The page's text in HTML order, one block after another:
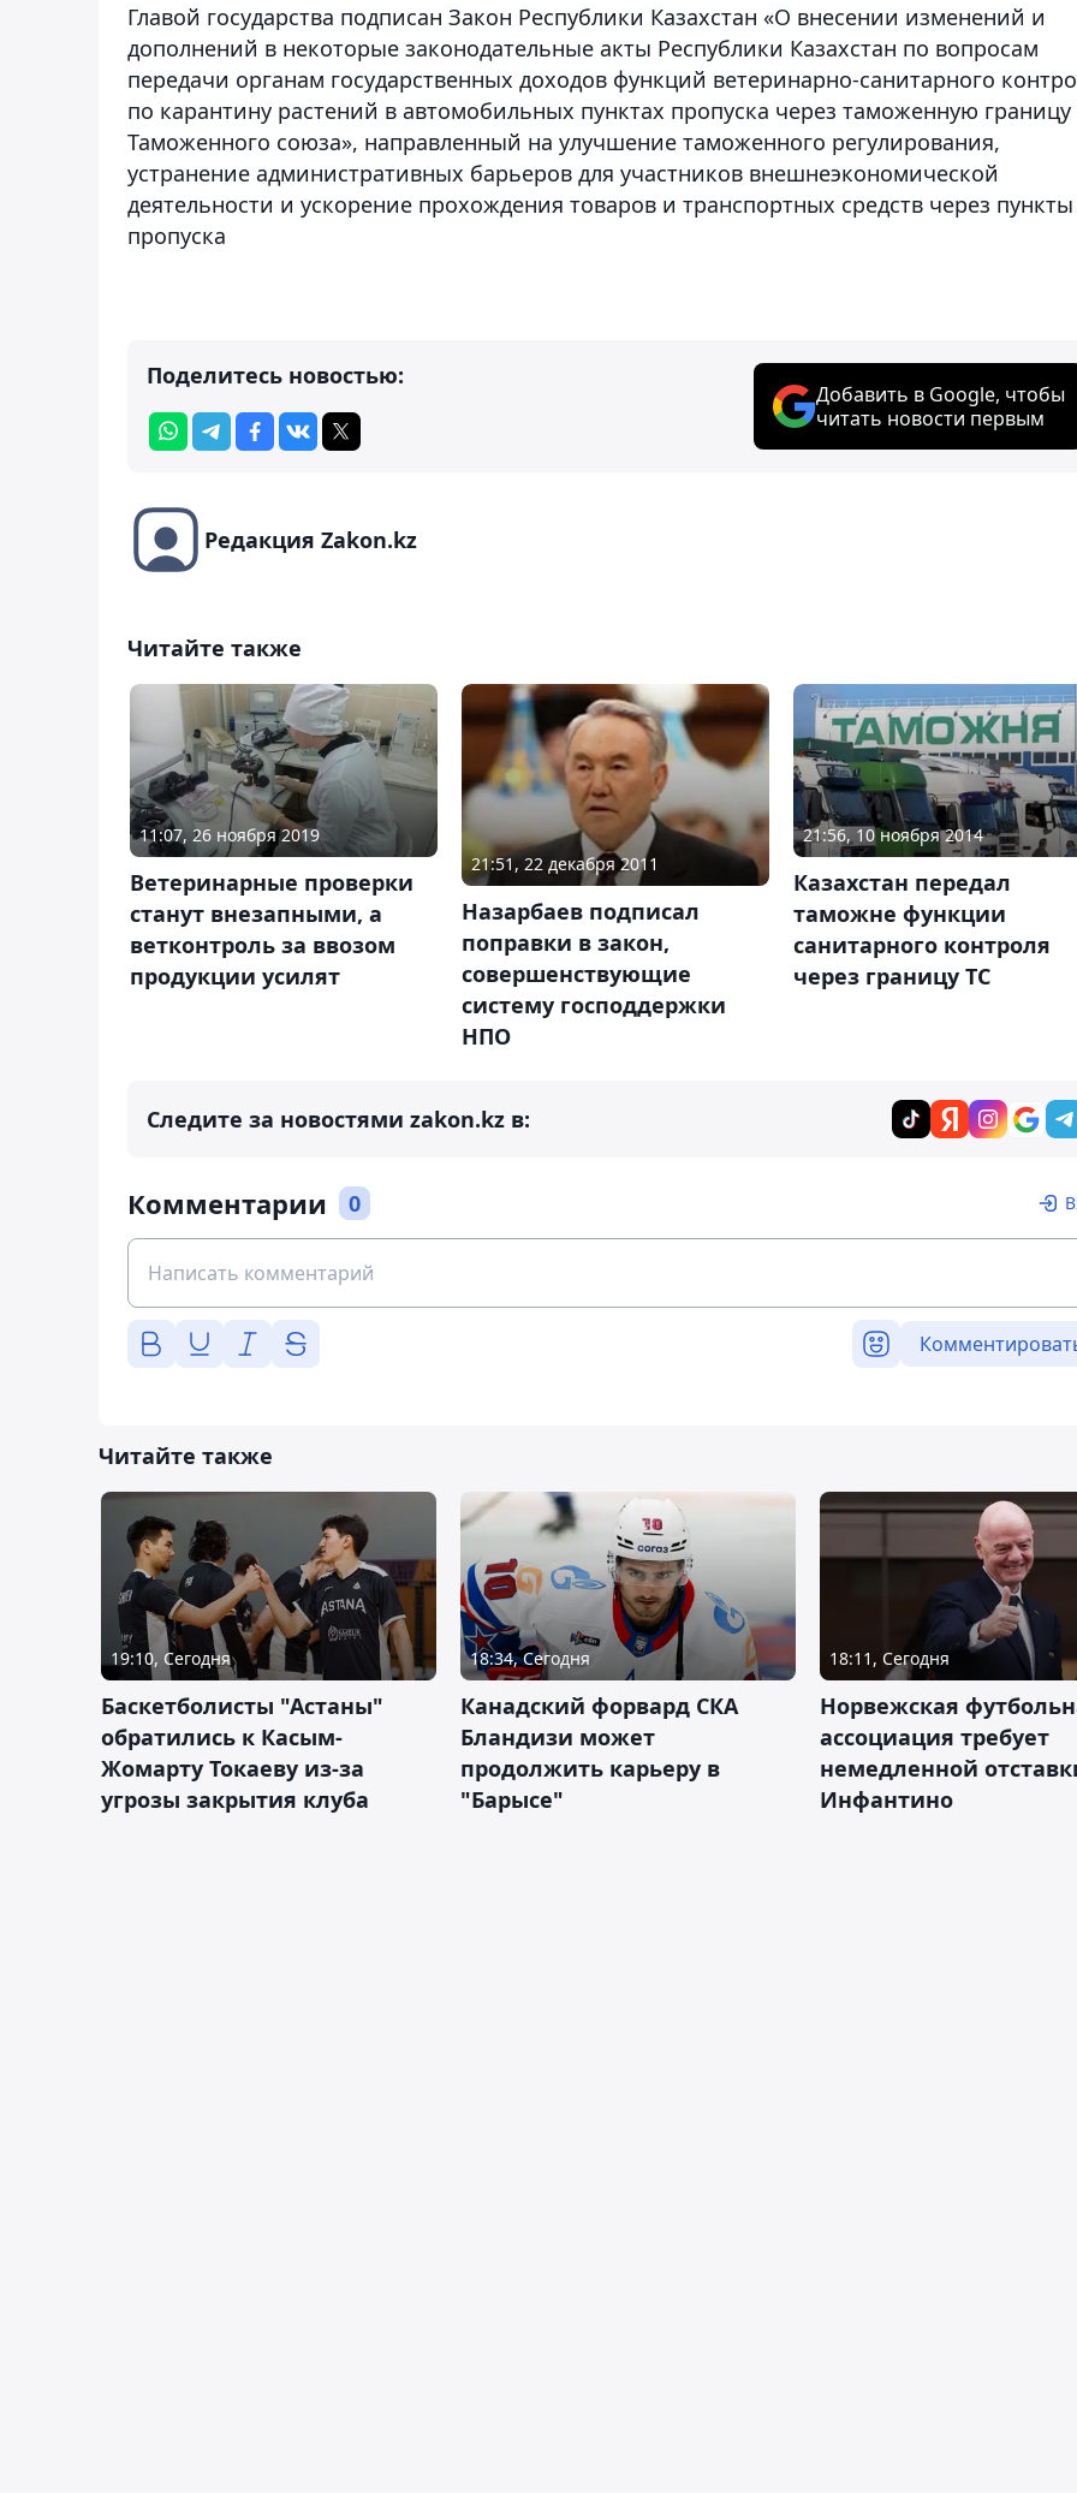
Главой государства подписан Закон Республики Казахстан «О внесении изменений и
дополнений в некоторые законодательные акты Республики Казахстан по вопросам
передачи органам государственных доходов функций ветеринарно-санитарного
по карантину растений в автомобильных пунктах пропуска через таможенную границу
Таможенного союза», направленный на улучшение таможенного регулирования,
устранение административных барьеров для участников внешнеэкономической
деятельности и ускорение прохождения товаров и транспортных средств через пункты
пропуска
Поделитесь новостью:
Добавить в Google, чтобы
читать новости первым
Редакция Zakon.kz
Читайте также
11:07, 26 ноября 2019
Ветеринарные проверки
станут внезапными, а
ветконтроль за ввозом
продукции усилят
21:51, 22 декабря 2011
Назарбаев подписал
поправки в закон,
совершенствующие
систему господдержки
НПО
21:56, 10 ноября 2014
Казахстан передал
таможне функции
санитарного контроля
через границу ТС
Следите за новостями zakon.kz в:
Комментарии 0
Читайте также
19:10, Сегодня
Баскетболисты "Астаны"
обратились к Касым-
Жомарту Токаеву из-за
угрозы закрытия клуба
18:34, Сегодня
Канадский форвард СКА
Бландизи может
продолжить карьеру в
"Барысе"
18:11, Сегодня
Норвежская
ассоциация требует
немедленной
Инфантино